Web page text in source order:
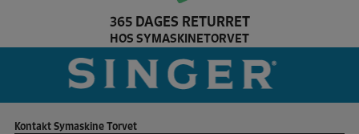
365 DAGES RETURRET
HOS SYMASKINETORVET
Pfaff Brand slider
Kontakt Symaskine Torvet